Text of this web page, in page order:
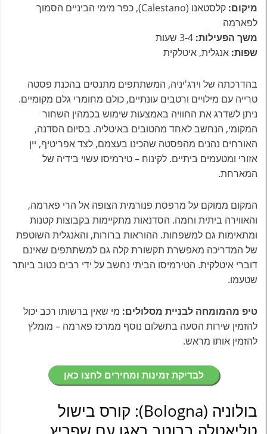
מיקום:
קלסטאנו (Calestano), כפר מימי הביניים הסמוך
לפארמה
משך הפעילות:
שפות: אנגלית, איטלקית
בהדרכתה של וירג'יניה, המשתתפים מתנסים בהכנת פסטה
טרייה עם מילויים ורטבים עונתיים, כולם מחומרי גלם מקומיים.
ניתן לשדרג את החוויה באמצעות שימוש בכמהין השחור
המקומי, הנחשב לאחד מהטובים באיטליה. בסיום הסדנה,
האורחים נהנים מהפסטה שהכינו בעצמם, לצד אפריטיף, יין
אזורי ומטעמים ביתיים. לקינוח – טירמיסו עשוי בידיה של
המארחת.
המקום ממוקם על מרפסת פנורמית הצופה אל הרי פארמה,
והאווירה ביתית וחמה. הסדנאות מתקיימות בקבוצות קטנות
ומתאימות גם למשפחות. ההוראות ברורות, והאנגלית השוטפת
של המדריכה מאפשרת תקשורת קלה גם למשתתפים שאינם
דוברי איטלקית. הטירמיסו הביתי נחשב על ידי רבים כטוב ביותר
שטעמו.
טיפ מהמומחה לבניית מסלולים: מי שאין ברשותו רכב יכול
להזמין שירות הסעה בתשלום נוסף ממרכז פארמה – מומלץ
להזמין אותו מראש.
לבדיקת זמינות ומחירים לחצו כאן
בולוניה (Bologna): קורס בישול